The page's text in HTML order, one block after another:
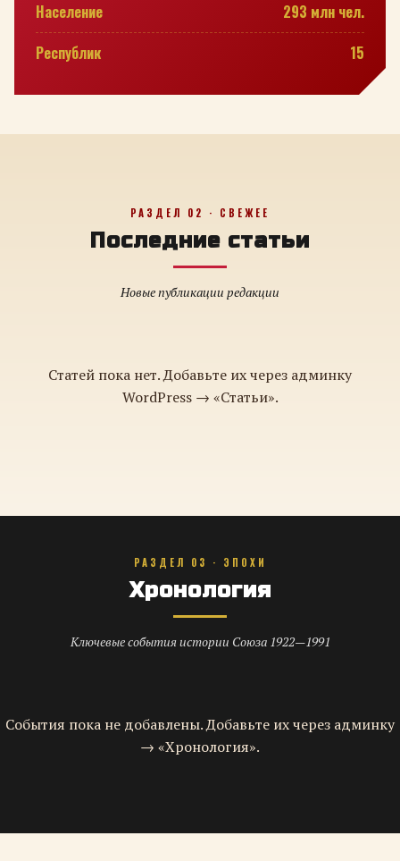
Население
293 млн чел.
Республик
15
РАЗДЕЛ 02 · СВЕЖЕЕ
Последние статьи
Новые публикации редакции
Статей пока нет. Добавьте их через админку
WordPress → «Статьи».
РАЗДЕЛ 03 · ЭПОХИ
Хронология
Ключевые события истории Союза 1922—1991
События пока не добавлены. Добавьте их через админку
→ «Хронология».